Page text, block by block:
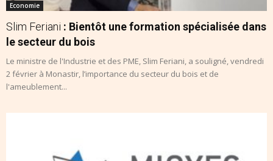
Economie
Slim Feriani : Bientôt une formation spécialisée dans
le secteur du bois
Le ministre de l'Industrie et des PME, Slim Feriani, a souligné, vendredi
2 février à Monastir, l’importance du secteur du bois et de
l'ameublement...